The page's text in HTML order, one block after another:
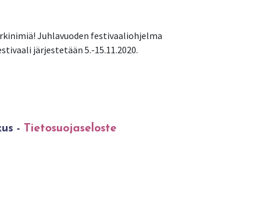
Juhlavuoden festivaaliohjelma
järjestetään 5.-15.11.2020.
- Tietosuojaseloste